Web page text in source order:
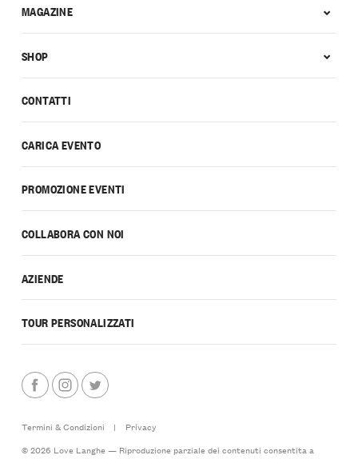
CONTATTI
CARICA EVENTO
PROMOZIONE EVENTI
COLLABORA CON NOI
AZIENDE
TOUR PERSONALIZZATI
MAGAZINE
SHOP
Termini & Condizioni |
Privacy
© 2026 Love Langhe — Riproduzione parziale dei contenuti consentita a